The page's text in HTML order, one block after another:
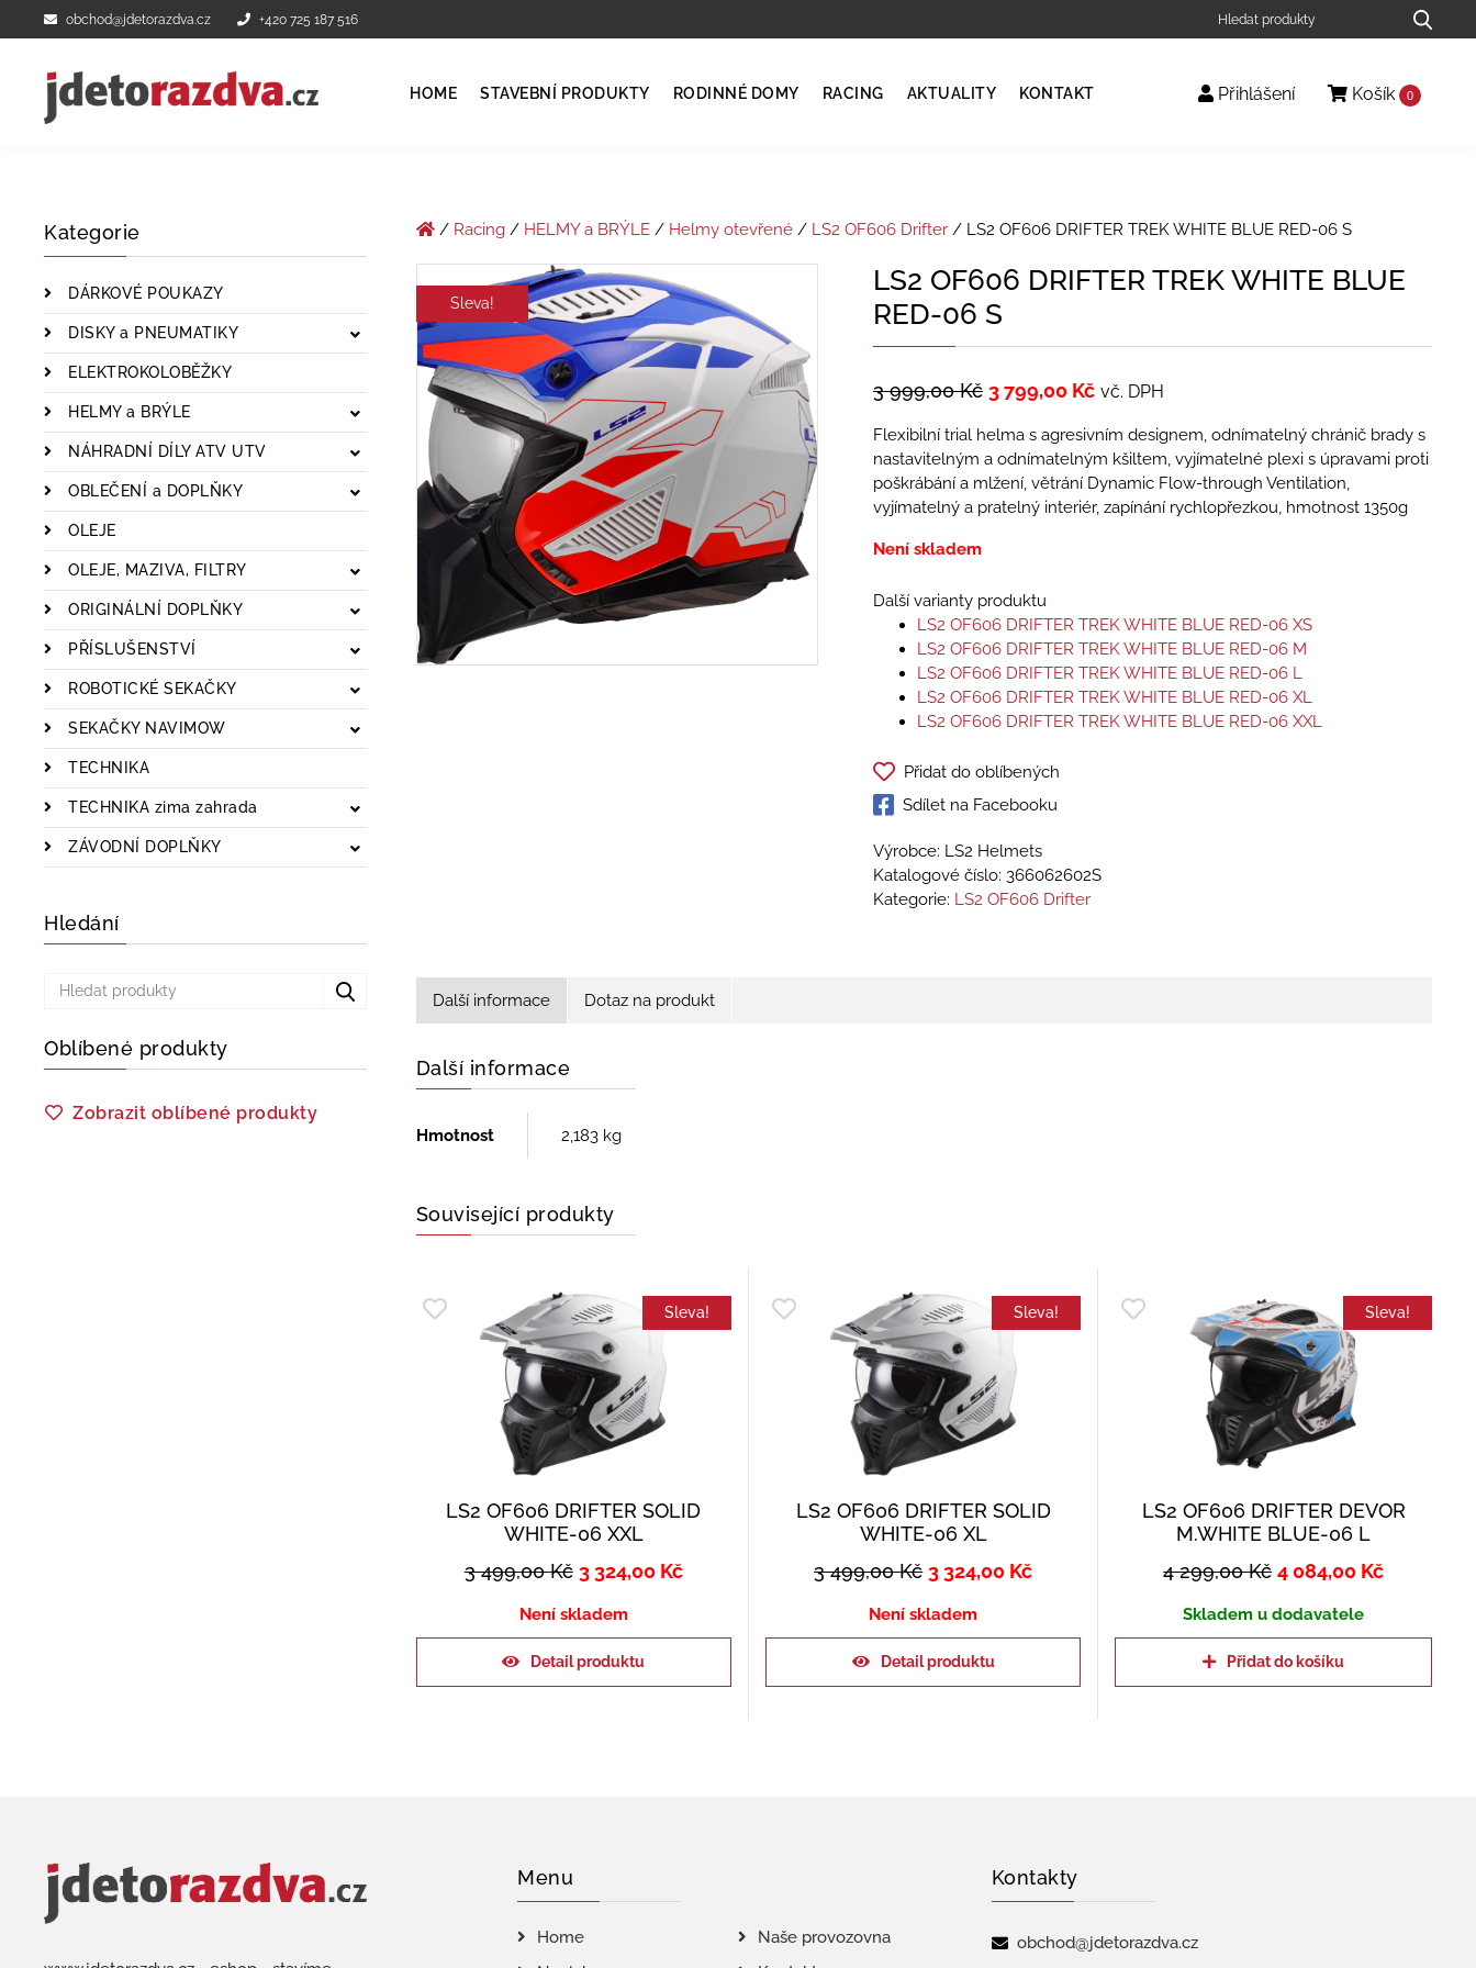
obchod@jdetorazdva.cz +420 725 187 516
HOME STAVEBNÍ PRODUKTY RODINNÉ DOMY RACING AKTUALITY KONTAKT Přihlášení Košík 0
Kategorie
DÁRKOVÉ POUKAZY
DISKY a PNEUMATIKY
ELEKTROKOLOBĚŽKY
HELMY a BRÝLE
NÁHRADNÍ DÍLY ATV UTV
OBLEČENÍ a DOPLŇKY
OLEJE
OLEJE, MAZIVA, FILTRY
ORIGINÁLNÍ DOPLŇKY
PŘÍSLUŠENSTVÍ
ROBOTICKÉ SEKAČKY
SEKAČKY NAVIMOW
TECHNIKA
TECHNIKA zima zahrada
ZÁVODNÍ DOPLŇKY
Hledání
Oblíbené produkty
Zobrazit oblíbené produkty
/ Racing/ HELMY a BRÝLE/ Helmy otevřené/ LS2 OF606 Drifter/ LS2 OF606 DRIFTER TREK WHITE BLUE RED-06 S
Sleva!
LS2 OF606 DRIFTER TREK WHITE BLUE
RED-06 S
3 999,00Kč 3 799,00 Kč vč. DPH
Flexibilní trial helma s agresivním designem, odnímatelný chránič brady s
nastavitelným a odnímatelným kšiltem, vyjímatelné plexi s úpravami proti
poškrábání a mlžení, větrání Dynamic Flow-­through Ventilation,
vyjímatelný a pratelný interiér, zapínání rychlopřezkou, hmotnost 1350g
Není skladem
Další varianty produktu
LS2 OF606 DRIFTER TREK WHITE BLUE RED-06 XS
LS2 OF606 DRIFTER TREK WHITE BLUE RED-06 M
LS2 OF606 DRIFTER TREK WHITE BLUE RED-06 L
LS2 OF606 DRIFTER TREK WHITE BLUE RED-06 XL
LS2 OF606 DRIFTER TREK WHITE BLUE RED-06 XXL
Přidat do oblíbených
Sdílet na Facebooku
Výrobce: LS2 Helmets
Katalogové číslo: 366062602S
Kategorie: LS2 OF606 Drifter
Další informace Dotaz na produkt
Další informace
Hmotnost 2,183 kg
Související produkty
Sleva!
LS2 OF606 DRIFTER SOLID
WHITE-06 XXL
3 499,00Kč 3 324,00 Kč
Není skladem
Detail produktu
Sleva!
LS2 OF606 DRIFTER SOLID
WHITE-06 XL
3 499,00Kč 3 324,00 Kč
Není skladem
Detail produktu
Sleva!
LS2 OF606 DRIFTER DEVOR
M.WHITE BLUE-06 L
4 299,00Kč 4 084,00 Kč
Skladem u dodavatele
Přidat do košíku
Menu
Home
Naše provozovna
Kontakty
obchod@jdetorazdva.cz